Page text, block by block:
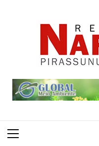
Primary